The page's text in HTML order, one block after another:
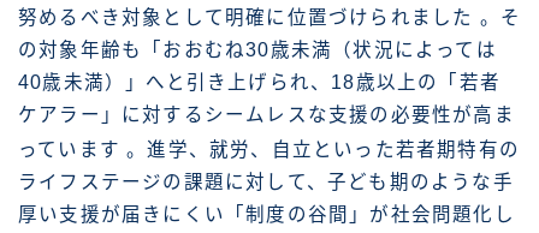
努めるべき対象として明確に位置づけられました 。そ
の対象年齢も「おおむね30歳未満（状況によっては
40歳未満）」へと引き上げられ、18歳以上の「若者
ケアラー」に対するシームレスな支援の必要性が高ま
っています。進学、就労、自立といった若者期特有の
ライフステージの課題に対して、子ども期のような手
厚い支援が届きにくい「制度の谷間」が社会問題化し